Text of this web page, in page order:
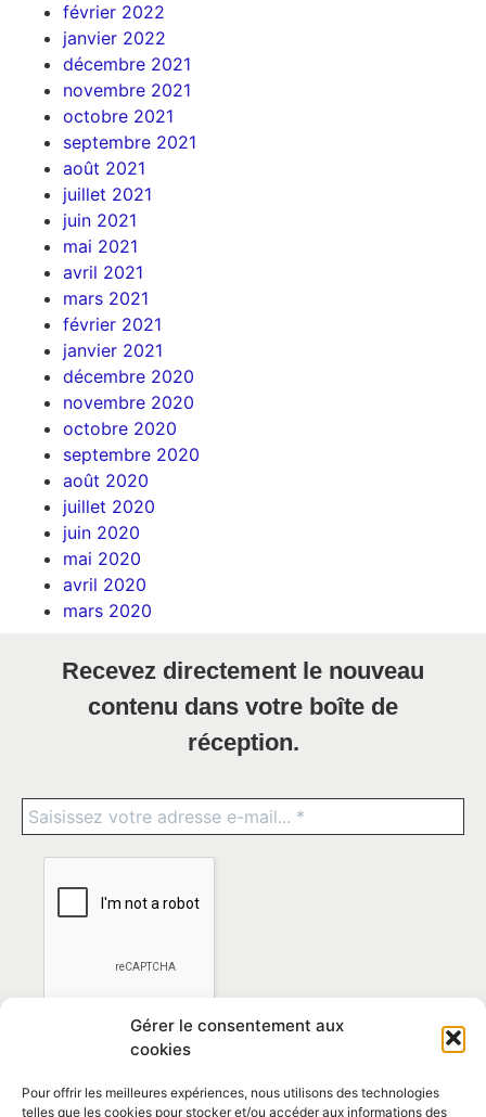
Gérer le consentement aux
cookies
Pour offrir les meilleures expériences, nous utilisons des technologies
telles que les cookies pour stocker et/ou accéder aux informations des
février 2022
janvier 2022
décembre 2021
novembre 2021
octobre 2021
septembre 2021
août 2021
juillet 2021
juin 2021
mai 2021
avril 2021
mars 2021
février 2021
janvier 2021
décembre 2020
novembre 2020
octobre 2020
septembre 2020
août 2020
juillet 2020
juin 2020
mai 2020
avril 2020
mars 2020
Recevez directement le nouveau
contenu dans votre boîte de
réception.